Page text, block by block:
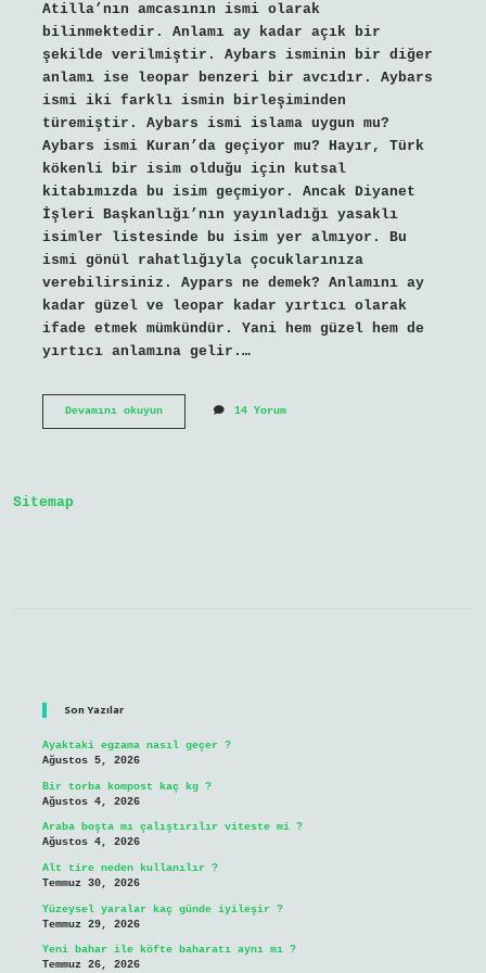
Atilla’nın amcasının ismi olarak
bilinmektedir. Anlamı ay kadar açık bir
şekilde verilmiştir. Aybars isminin bir diğer
anlamı ise leopar benzeri bir avcıdır. Aybars
ismi iki farklı ismin birleşiminden
türemiştir. Aybars ismi islama uygun mu?
Aybars ismi Kuran’da geçiyor mu? Hayır, Türk
kökenli bir isim olduğu için kutsal
kitabımızda bu isim geçmiyor. Ancak Diyanet
İşleri Başkanlığı’nın yayınladığı yasaklı
isimler listesinde bu isim yer almıyor. Bu
ismi gönül rahatlığıyla çocuklarınıza
verebilirsiniz. Aypars ne demek? Anlamını ay
kadar güzel ve leopar kadar yırtıcı olarak
ifade etmek mümkündür. Yani hem güzel hem de
yırtıcı anlamına gelir.…
Devamını okuyunAypars
14 Yorum
Sitemap
Son Yazılar
Ayaktaki egzama nasıl geçer ?
Ağustos 5, 2026
Bir torba kompost kaç kg ?
Ağustos 4, 2026
Araba boşta mı çalıştırılır viteste mi ?
Ağustos 4, 2026
Alt tire neden kullanılır ?
Temmuz 30, 2026
Yüzeysel yaralar kaç günde iyileşir ?
Temmuz 29, 2026
Yeni bahar ile köfte baharatı aynı mı ?
Temmuz 26, 2026